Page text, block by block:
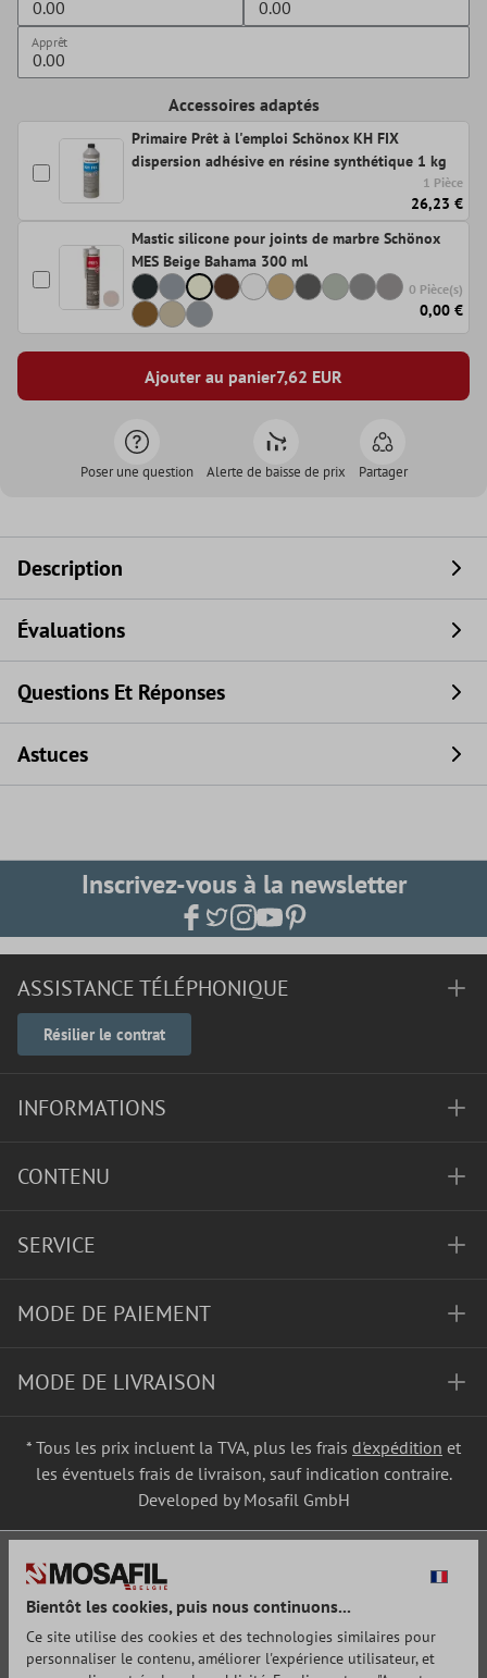
Apprêt
Accessoires adaptés
Primaire Prêt à l'emploi Schönox KH FIX
dispersion adhésive en résine synthétique 1 kg
1 Pièce
26,23 €
Mastic silicone pour joints de marbre Schönox
MES Beige Bahama 300 ml
0 Pièce(s)
0,00 €
Ajouter au panier7,62 EUR
Poser une question Alerte de baisse de prix Partager
Description
Évaluations
Questions Et Réponses
Astuces
Inscrivez-vous à la newsletter
ASSISTANCE TÉLÉPHONIQUE
Résilier le contrat
INFORMATIONS
CONTENU
SERVICE
MODE DE PAIEMENT
MODE DE LIVRAISON
* Tous les prix incluent la TVA, plus les frais d'expédition et
les éventuels frais de livraison, sauf indication contraire.
Developed by Mosafil GmbH
Bientôt les cookies, puis nous continuons...
Ce site utilise des cookies et des technologies similaires pour
personnaliser le contenu, améliorer l'expérience utilisateur, et